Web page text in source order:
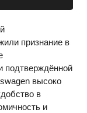
признание в
подтверждённой
высоко
в
и